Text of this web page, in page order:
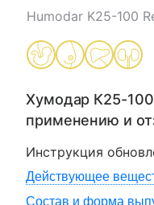
Humodar K25-100
Хумодар К25-
применению и
Инструкция
Действующее
Состав и форма